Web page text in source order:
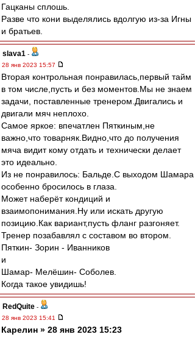
Гацканы сплошь.
Разве что кони выделялись вдолгую из-за Игны
и братьев.
slava1 -
28 янв 2023 15:57
Вторая контрольная понравилась,первый тайм
в том числе,пусть и без моментов.Мы не знаем
задачи, поставленные тренером.Двигались и
двигали мяч неплохо.
Самое яркое: впечатлен Пяткиным,не
важно,что товарняк.Видно,что до получения
мяча видит кому отдать и технически делает
это идеально.
Из не понравилось: Бальде.С выходом Шамара
особенно бросилось в глаза.
Может наберёт кондиций и
взаимопонимания.Ну или искать другую
позицию.Как вариант,пусть фланг разгоняет.
Тренер позабавлял с составом во втором.
Пяткин- Зорин - Иванников
и
Шамар- Мелёшин- Соболев.
Когда такое увидишь!
RedQuite -
28 янв 2023 15:41
Карелин » 28 янв 2023 15:23